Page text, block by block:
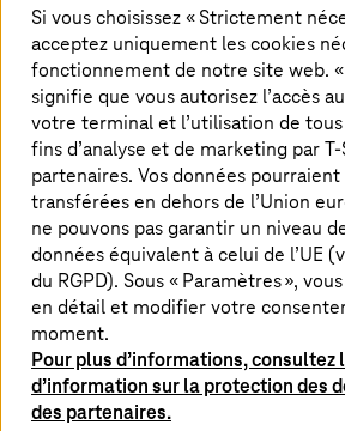
décisions éclairées, de la
maintenance.
Les obstacles sur votre
jumeau numérique
Votre jumeau
nécessaires ?
Les silos de données PLM
Si vous choisissez « Strictement
acceptez uniquement les cookies
fonctionnement de notre site web.
signifie que vous autorisez l’accès
votre terminal et l’utilisation de
fins d’analyse et de marketing par
partenaires. Vos données
transférées en dehors de l’Union
ne pouvons pas garantir un niveau
données équivalent à celui de l’UE
du RGPD). Sous « Paramètres »,
en détail et modifier votre
moment.
Pour plus d’informations, consultez
d’information sur la protection des
des partenaires.